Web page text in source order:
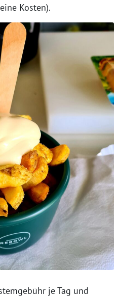
Kosten).
je Tag und